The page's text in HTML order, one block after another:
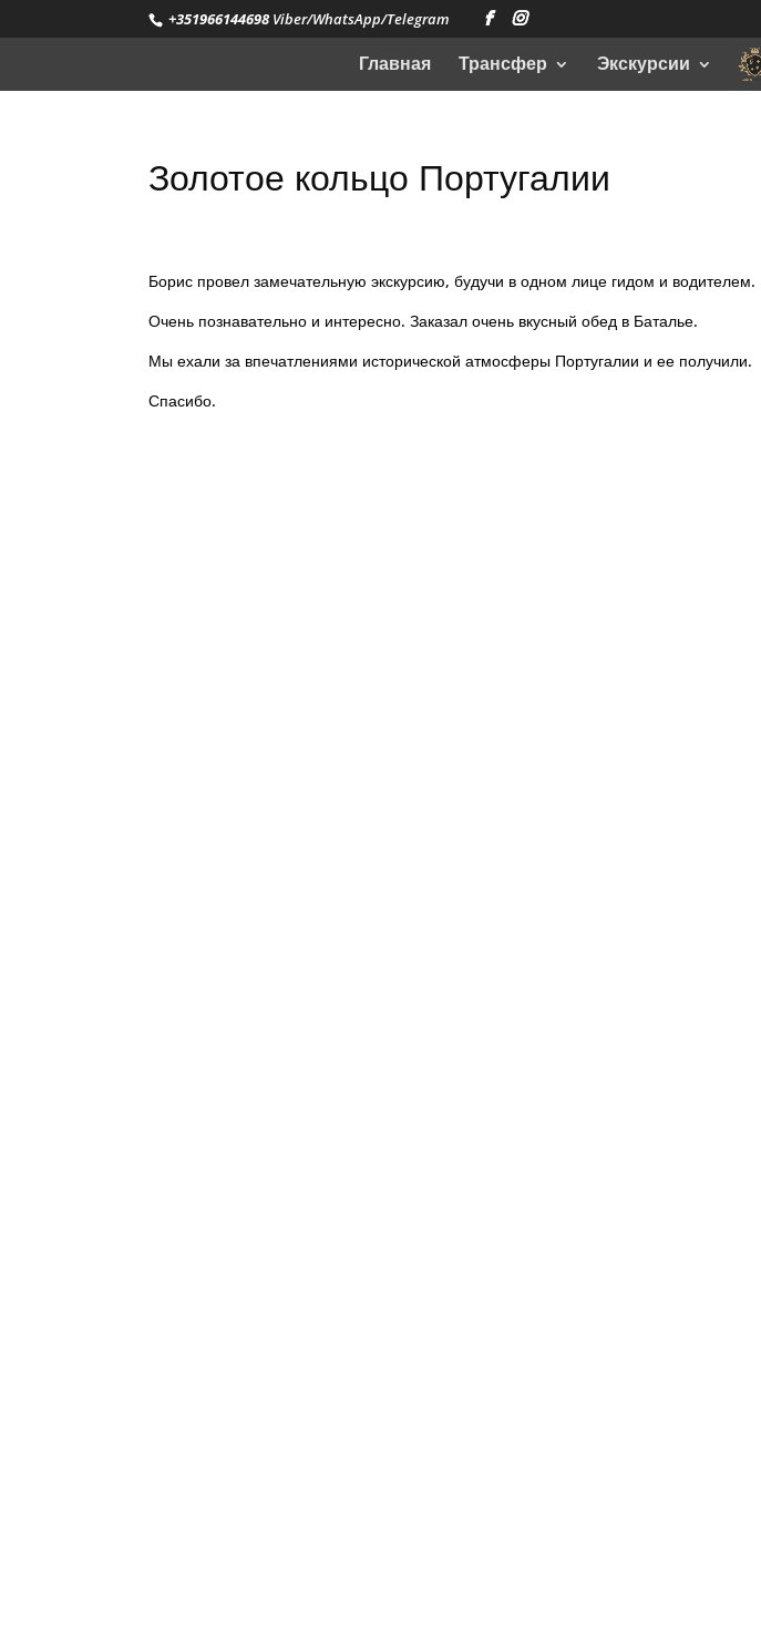
+351966144698 Viber/WhatsApp/Telegram
Главная Трансфер Экскурсии
Золотое кольцо Португалии
Борис провел замечательную экскурсию, будучи в одном лице гидом и водителем.
Очень познавательно и интересно. Заказал очень вкусный обед в Баталье.
Мы ехали за впечатлениями исторической атмосферы Португалии и ее получили.
Спасибо.